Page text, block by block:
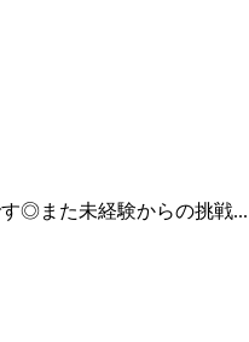
◎また未経験からの挑戦...